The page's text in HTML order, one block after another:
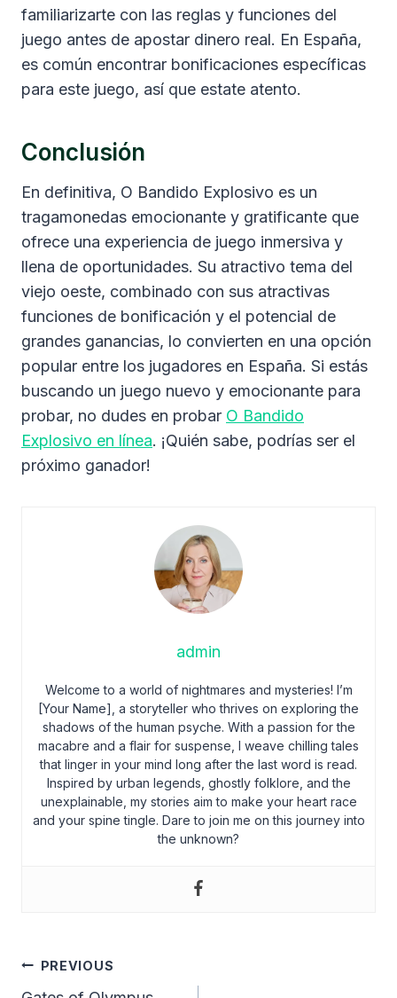
familiarizarte con las reglas y funciones del
juego antes de apostar dinero real. En España,
es común encontrar bonificaciones específicas
para este juego, así que estate atento.
Conclusión
En definitiva, O Bandido Explosivo es un
tragamonedas emocionante y gratificante que
ofrece una experiencia de juego inmersiva y
llena de oportunidades. Su atractivo tema del
viejo oeste, combinado con sus atractivas
funciones de bonificación y el potencial de
grandes ganancias, lo convierten en una opción
popular entre los jugadores en España. Si estás
buscando un juego nuevo y emocionante para
probar, no dudes en probar O Bandido
Explosivo en línea. ¡Quién sabe, podrías ser el
próximo ganador!
admin
Welcome to a world of nightmares and mysteries! I’m
[Your Name], a storyteller who thrives on exploring the
shadows of the human psyche. With a passion for the
macabre and a flair for suspense, I weave chilling tales
that linger in your mind long after the last word is read.
Inspired by urban legends, ghostly folklore, and the
unexplainable, my stories aim to make your heart race
and your spine tingle. Dare to join me on this journey into
the unknown?
Post
PREVIOUS